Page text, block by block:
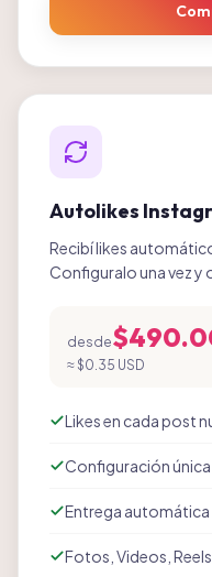
Autolikes
Recibí likes
Configuralo una vez y
desde
≈ $0.35 USD
Likes en cada post
Configuración única
Entrega automática
Fotos, Videos,